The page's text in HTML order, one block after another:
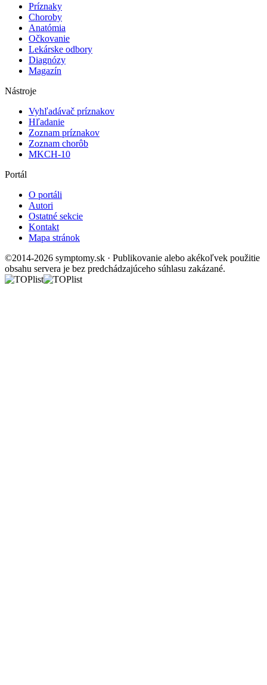
Príznaky
Choroby
Anatómia
Očkovanie
Lekárske odbory
Diagnózy
Magazín
Nástroje
Vyhľadávač príznakov
Hľadanie
Zoznam príznakov
Zoznam chorôb
MKCH-10
Portál
O portáli
Autori
Ostatné sekcie
Kontakt
Mapa stránok
©2014-2026 symptomy.sk · Publikovanie alebo akékoľvek použitie
obsahu servera je bez predchádzajúceho súhlasu zakázané.